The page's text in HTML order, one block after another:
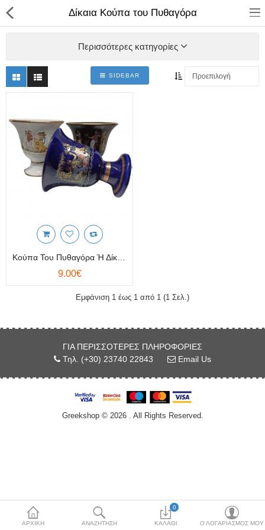
Categories
Αγάλματα
Αναπτήρες
Καλλυντικά
Κεραμικά Ελληνικά
Κόσμημα
Μπλούζες & Μάσκα
Μπρελόκ
Νομίσματα & Γραμματόσημα
Σφουγγάρια θαλάσσης
ΑΡΧΙΚΉ ΑΝΑΖΉΤΗΣΗ
0
ΚΑΛΆΘΙ Ο ΛΟΓΑΡΙΑΣΜΌΣ ΜΟΥ
Δίκαια Κούπα του Πυθαγόρα
Περισσότερες κατηγορίες
SIDEBAR
9.00€
Εμφάνιση 1 έως 1 από 1 (1 Σελ.)
ΓΙΑ ΠΕΡΙΣΣΌΤΕΡΕΣ ΠΛΗΡΟΦΟΡΊΕΣ
Τηλ. (+30) 23740 22843
Email Us
Greekshop © 2026 . All Rights Reserved.